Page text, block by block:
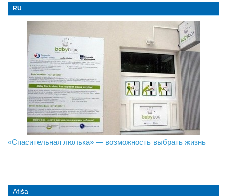
RU
В Даугавпилсе определили сильнейших в пляжном
«Спасительная люлька» — возможность выбрать жизнь
Новое поколение пограничников: Даугавпилсское
Afiša